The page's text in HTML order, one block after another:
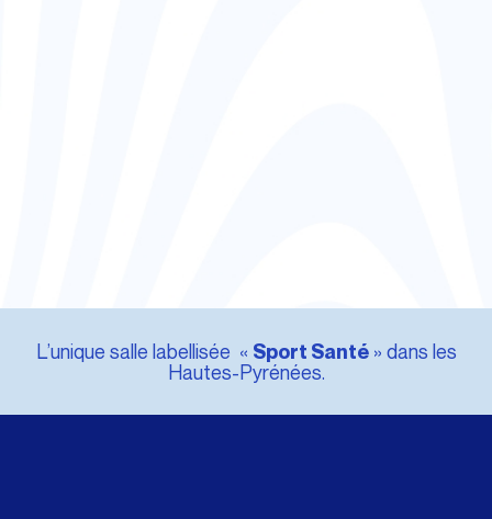
L’unique salle labellisée « Sport Santé» dans les
Hautes-Pyrénées.